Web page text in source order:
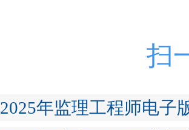
扫
2025年监理工程师电子